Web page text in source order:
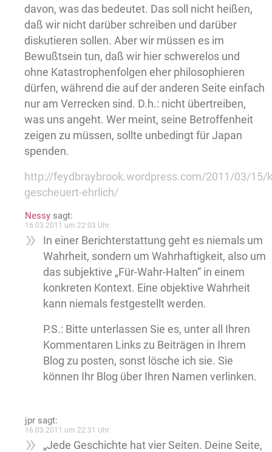
davon, was das bedeutet. Das soll nicht heißen,
daß wir nicht darüber schreiben und darüber
diskutieren sollen. Aber wir müssen es im
Bewußtsein tun, daß wir hier schwerelos und
ohne Katastrophenfolgen eher philosophieren
dürfen, während die auf der anderen Seite einfach
nur am Verrecken sind. D.h.: nicht übertreiben,
was uns angeht. Wer meint, seine Betroffenheit
zeigen zu müssen, sollte unbedingt für Japan
spenden.
http://feydbraybrook.wordpress.com/2011/03/15/
gescheuert-ehrlich/
Nessy sagt:
16.03.2011 um 22:03 Uhr
In einer Berichterstattung geht es niemals um
Wahrheit, sondern um Wahrhaftigkeit, also um
das subjektive „Für-Wahr-Halten“ in einem
konkreten Kontext. Eine objektive Wahrheit
kann niemals festgestellt werden.
P.S.: Bitte unterlassen Sie es, unter all Ihren
Kommentaren Links zu Beiträgen in Ihrem
Blog zu posten, sonst lösche ich sie. Sie
können Ihr Blog über Ihren Namen verlinken.
jpr sagt:
16.03.2011 um 22:31 Uhr
„Jede Geschichte hat vier Seiten. Deine Seite,